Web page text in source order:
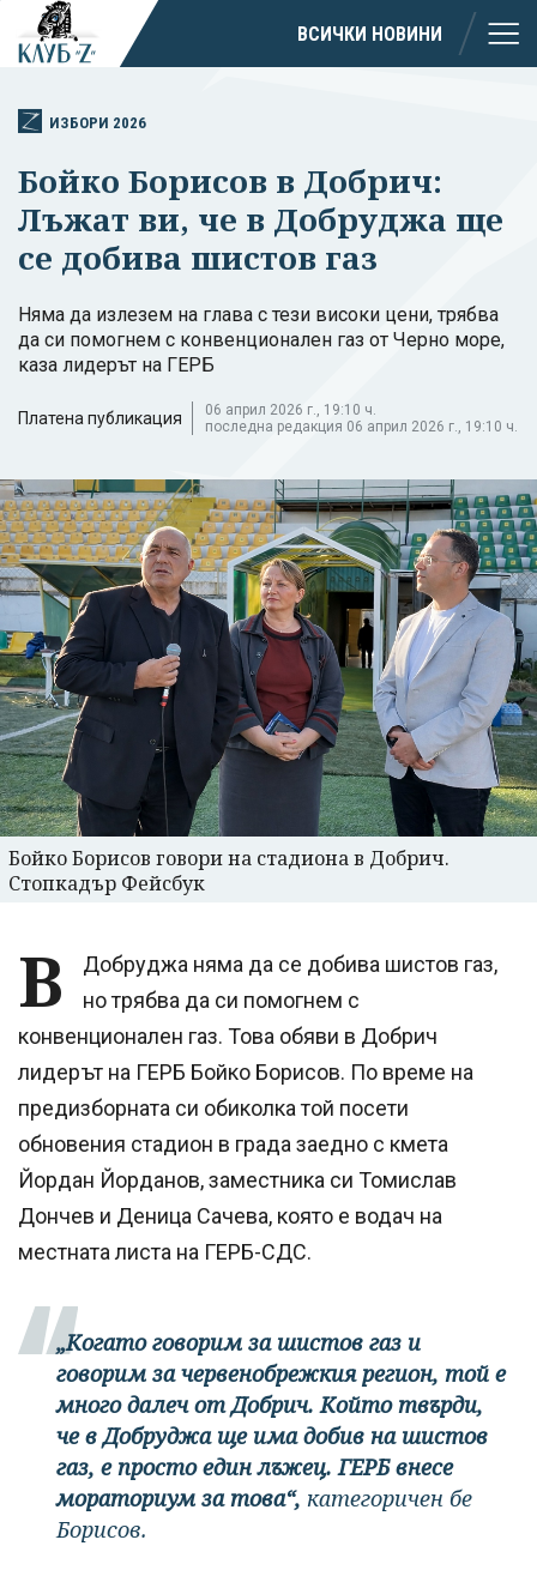
ВСИЧКИ НОВИНИ
ИЗБОРИ 2026
Бойко Борисов в Добрич:
Лъжат ви, че в Добруджа ще
се добива шистов газ
Няма да излезем на глава с тези високи цени, трябва
да си помогнем с конвенционален газ от Черно море,
каза лидерът на ГЕРБ
Платена публикация
06 април 2026 г., 19:10 ч.
последна редакция 06 април 2026 г., 19:10 ч.
Бойко Борисов говори на стадиона в Добрич.
Стопкадър Фейсбук
В
Добруджа няма да се добива шистов газ,
но трябва да си помогнем с
конвенционален газ. Това обяви в Добрич
лидерът на ГЕРБ Бойко Борисов. По време на
предизборната си обиколка той посети
обновения стадион в града заедно с кмета
Йордан Йорданов, заместника си Томислав
Дончев и Деница Сачева, която е водач на
местната листа на ГЕРБ-СДС.
„Когато говорим за шистов газ и
говорим за червенобрежкия регион, той е
много далеч от Добрич. Който твърди,
че в Добруджа ще има добив на шистов
газ, е просто един лъжец. ГЕРБ внесе
мораториум за това“, категоричен бе
Борисов.